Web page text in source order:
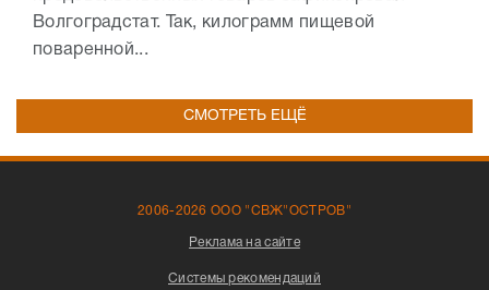
Волгоградстат. Так, килограмм пищевой
поваренной...
СМОТРЕТЬ ЕЩЁ
2006-2026 ООО "СВЖ"ОСТРОВ"
Реклама на сайте
Системы рекомендаций